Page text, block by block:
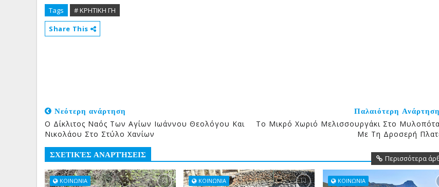
Tags
# ΚΡΗΤΙΚΗ ΓΗ
Share This
Νεότερη ανάρτηση
Ο Δίκλιτος Ναός Των Αγίων Ιωάννου Θεολόγου Και
Νικολάου Στο Στύλο Χανίων
Παλαιότερη Ανάρτηση
Το Μικρό Χωριό Μελισσουργάκι Στο
Με Τη Δροσερή
ΣΧΕΤΙΚΈΣ ΑΝΑΡΤΉΣΕΙΣ Περισσότερα
ΚΟΙΝΩΝΙΑ ΚΟΙΝΩΝΙΑ ΚΟΙΝΩΝΙΑ